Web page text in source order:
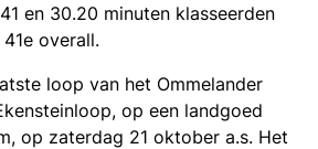
en 30.20 minuten klasseerden
overall.
loop van het Ommelander
op een landgoed
op zaterdag 21 oktober a.s. Het